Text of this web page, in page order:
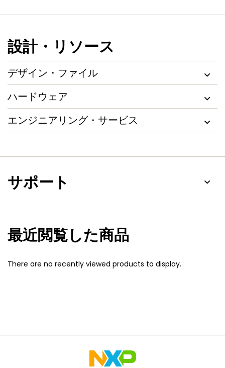
設計・リソース
デザイン・ファイル
ハードウェア
エンジニアリング・サービス
サポート
最近閲覧した商品
There are no recently viewed products to display.